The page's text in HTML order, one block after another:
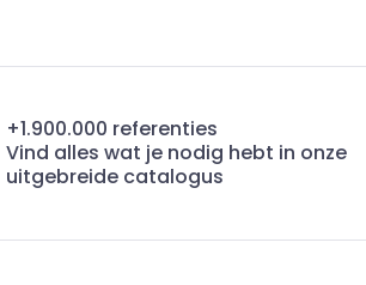
+1.900.000 referenties
Vind alles wat je nodig hebt in onze
uitgebreide catalogus